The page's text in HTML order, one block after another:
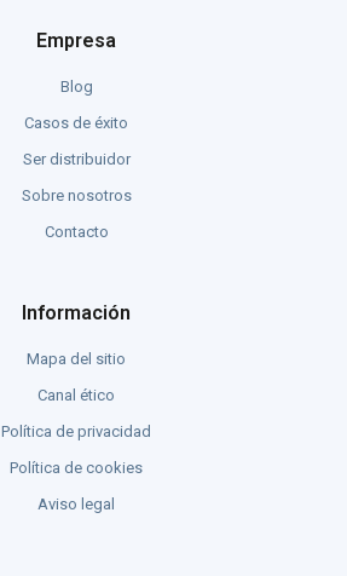
Empresa
Blog
Casos de éxito
Ser distribuidor
Sobre nosotros
Contacto
Información
Mapa del sitio
Canal ético
Política de privacidad
Política de cookies
Aviso legal